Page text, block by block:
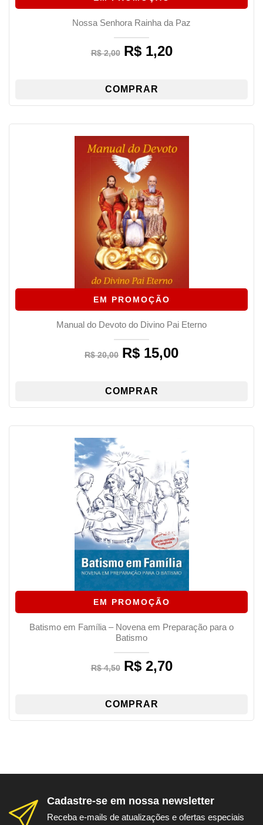
Nossa Senhora Rainha da Paz
R$2,00
Original
price
R$ 2,00.
R$1,20Current
COMPRAR
EM PROMOÇÃO
Manual do Devoto do Divino Pai Eterno
R$20,00 Original
price
R$ 20,00.
R$ 15,00Current
COMPRAR
EM PROMOÇÃO
Batismo em Família – Novena em Preparação para o
Batismo
R$4,50
Original
price
R$ 4,50.
R$2,70Current
COMPRAR
Cadastre-se em nossa newsletter
Receba e-mails de atualizações e ofertas especiais